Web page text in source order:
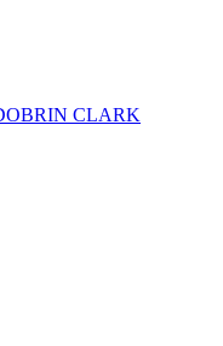
CLARK